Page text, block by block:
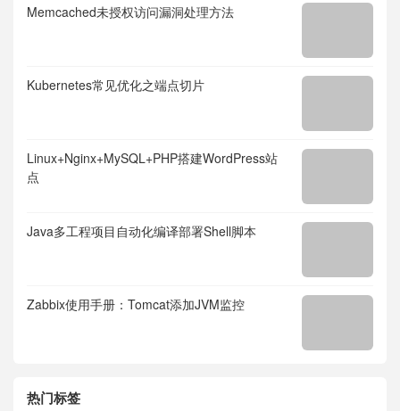
Memcached未授权访问漏洞处理方法
Kubernetes常见优化之端点切片
Linux+Nginx+MySQL+PHP搭建WordPress站
点
Java多工程项目自动化编译部署Shell脚本
Zabbix使用手册：Tomcat添加JVM监控
热门标签